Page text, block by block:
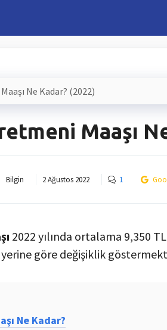
Ne Kadar? (2022)
Maaşı
Bilgin 2 Ağustos 2022 1
2022 yılında ortalama 9,350
yerine göre değişiklik
Ne Kadar?